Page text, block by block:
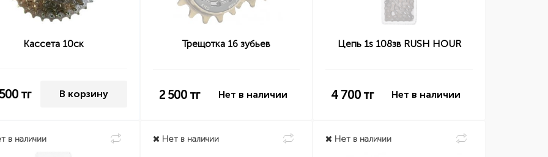
Кассета 10ск
тг В корзину
Трещотка 16 зубьев
2 500 тг Нет в наличии
Цепь 1s 108зв RUSH HOUR
4 700 тг Нет в наличии
в наличии Нет в наличии Нет в наличии